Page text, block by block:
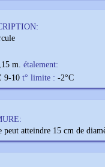
m. étalement:
9-10 t° limite : -2°C
peut atteindre 15 cm de